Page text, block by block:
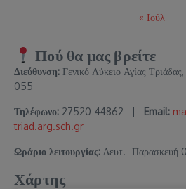
« Ιούλ
Πού θα μας βρείτε
Διεύθυνση: Γενικό Λύκειο Αγίας
055
Τηλέφωνο: 27520-44862 | Email:
triad.arg.sch.gr
Ωράριο λειτουργίας: Δευτ.–Παρασκευή
Χάρτης